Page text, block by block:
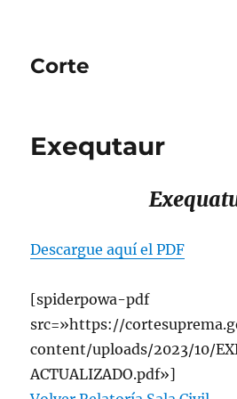
Corte
Exequtaur
Descargue aquí el PDF
[spiderpowa-pdf
src=»https://
content/uploads/2023/10/
ACTUALIZADO.pdf»]